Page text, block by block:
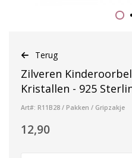
Terug
Zilveren
Kristallen - 925
Art#: R11B28 / Pakken / Gripzakje
12,90